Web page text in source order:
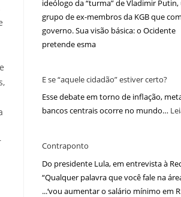
ideólogo da “turma” de Vladimir Putin,
grupo de ex-membros da KGB que
governo. Sua visão básica: o Ocidente
pretende esma
E se “aquele cidadão” estiver certo?
Esse debate em torno de inflação,
bancos centrais ocorre no mundo…
Contraponto
Do presidente Lula, em entrevista à
“Qualquer palavra que você fale na
...‘vou aumentar o salário mínimo em